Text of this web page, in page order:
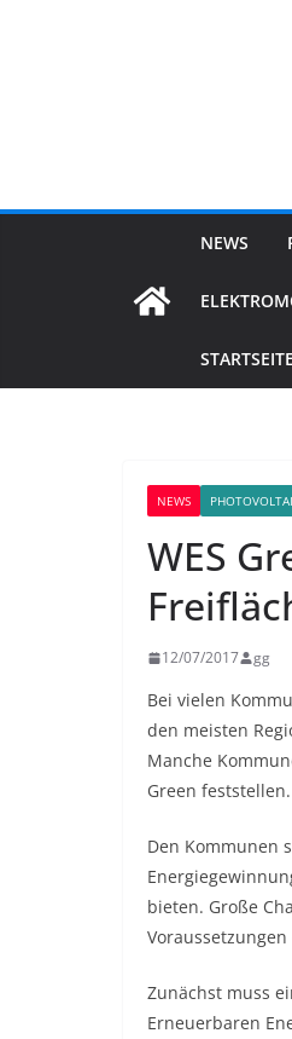
NEWS
STARTSEITE
NEWS
WES
12/07/2017 gg
Bei vielen
den meisten
Manche
Green feststellen.
Den Kommunen
bieten. Große
Zunächst muss
Erneuerbaren